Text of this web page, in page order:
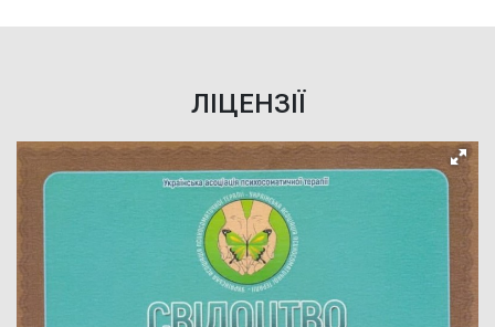
ЛІЦЕНЗІЇ